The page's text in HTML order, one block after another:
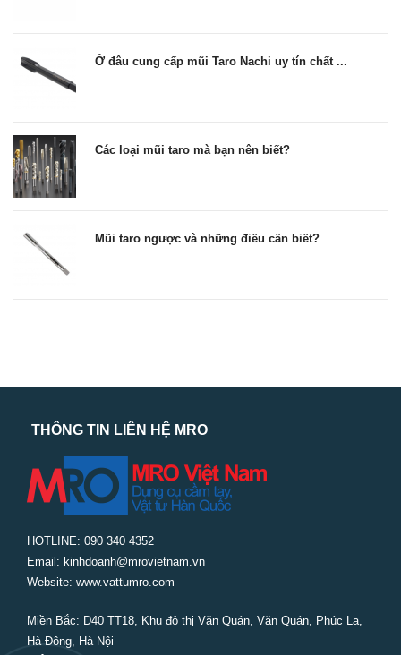
Ở đâu cung cấp mũi Taro Nachi uy tín chất ...
Các loại mũi taro mà bạn nên biết?
Mũi taro ngược và những điều cần biết?
THÔNG TIN LIÊN HỆ MRO
HOTLINE: 090 340 4352
Email: kinhdoanh@mrovietnam.vn
Website: www.vattumro.com
Miền Bắc: D40 TT18, Khu đô thị Văn Quán, Văn Quán, Phúc La,
Hà Đông, Hà Nội